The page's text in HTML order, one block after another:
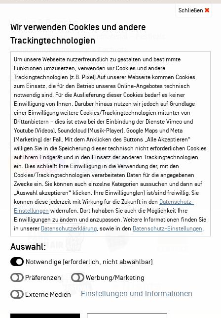
Medien & Branche
Booking Presse
Pressematerial – Festivals
Akkreditierungsformular – Festivals
Service
Kontakt Leichte Sprache
FAQ / Hilfe
Ticketshop Hamburg
Gutscheine
Callback-Service
Ticketservice 040 - 413 22 60
Social Media
Instagram Facebook
Schließen
Wir verwenden Cookies und andere
Trackingtechnologien
Um unsere Webseite nutzerfreundlich zu gestalten und bestimmte
Funktionen umzusetzen, verwenden wir Cookies und andere
Trackingtechnologien (z.B. Pixel).Auf unserer Webseite kommen Cookies
zum Einsatz, die für den Betrieb unseres Online-Angebotes technisch
notwendig sind. Für die Auslieferung dieser Cookies bedarf es keiner
Einwilligung von Ihnen. Darüber hinaus nutzen wir jedoch auf Grundlage
einer Einwilligung weitere Cookies/Trackingtechnologien mitunter von
Drittanbietern – dies ist etwa bei der Einbindung der Dienste Vimeo und
Youtube (Videos), Soundcloud (Musik-Player), Google Maps und Meta
(Marketing) der Fall. Mit dem Anklicken des Buttons „Alle Akzeptieren“
willigen Sie in die Speicherung dieser technisch nicht erforderlichen Cookies
auf Ihrem Endgerät und in den Einsatz der anderen Trackingtechnologien
ein. Dies schließt Ihre Einwilligung in die Verwendung der, mit den
Cookies/Trackingtechnologien verarbeiteten Daten für die angegebenen
Zwecke ein. Sie können auch einzelne Kategorien aussuchen und dann auf
„Auswahl akzeptieren“ klicken. Ihre Einwilligung(en) ist/sind freiwillig. Sie
können diese jederzeit mit Wirkung für die Zukunft in den Datenschutz-
Einstellungen widerrufen. Dort hahaben Sie auch die Möglichkeit Ihre
Einwilligungen zu ändern und anzupassen. Weitere Informationen finden Sie
in unserer Datenschutzerklärung, sowie in den Datenschutz-Einstellungen.
Auswahl:
Notwendige (erforderlich, nicht abwählbar)
Präferenzen Werbung/Marketing
Externe Medien Einstellungen und Informationen